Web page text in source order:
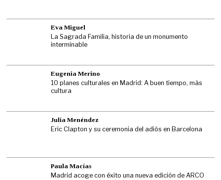
Eva Miguel
La Sagrada Familia, historia de un monumento
interminable
Eugenia Merino
10 planes culturales en Madrid: A buen tiempo, más
cultura
Julia Menéndez
Eric Clapton y su ceremonia del adiós en Barcelona
Paula Macías
Madrid acoge con éxito una nueva edición de ARCO